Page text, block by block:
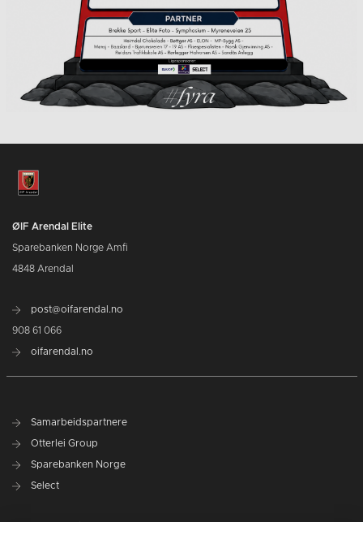
ØIF Arendal Elite
Sparebanken Norge Amfi
4848 Arendal
post@oifarendal.no
908 61 066
oifarendal.no
Samarbeidspartnere
Otterlei Group
Sparebanken Norge
Select